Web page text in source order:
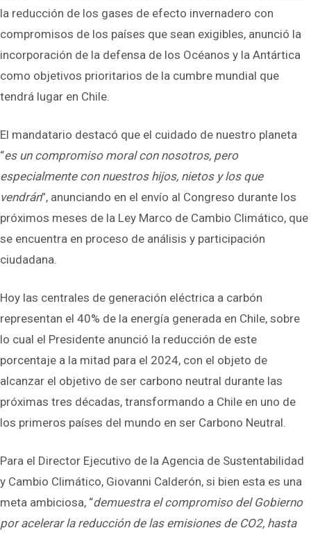
la reducción de los gases de efecto invernadero con
compromisos de los países que sean exigibles, anunció la
incorporación de la defensa de los Océanos y la Antártica
como objetivos prioritarios de la cumbre mundial que
tendrá lugar en Chile.
El mandatario destacó que el cuidado de nuestro planeta
“es un compromiso moral con nosotros, pero
especialmente con nuestros hijos, nietos y los que
vendrán”, anunciando en el envío al Congreso durante los
próximos meses de la Ley Marco de Cambio Climático, que
se encuentra en proceso de análisis y participación
ciudadana.
Hoy las centrales de generación eléctrica a carbón
representan el 40% de la energía generada en Chile, sobre
lo cual el Presidente anunció la reducción de este
porcentaje a la mitad para el 2024, con el objeto de
alcanzar el objetivo de ser carbono neutral durante las
próximas tres décadas, transformando a Chile en uno de
los primeros países del mundo en ser Carbono Neutral.
Para el Director Ejecutivo de la Agencia de Sustentabilidad
y Cambio Climático, Giovanni Calderón, si bien esta es una
meta ambiciosa, “demuestra el compromiso del Gobierno
por acelerar la reducción de las emisiones de CO2, hasta